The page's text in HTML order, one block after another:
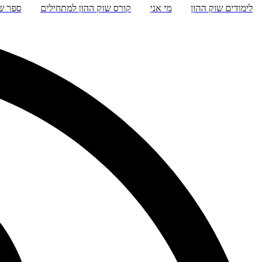
לימודים שוק ההון
מי אני קורס שוק ההון למתחילים ספר